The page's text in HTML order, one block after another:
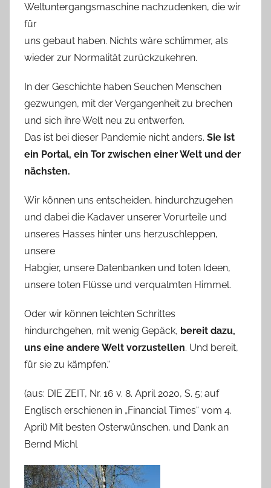
Weltuntergangsmaschine nachzudenken, die wir
für
uns gebaut haben. Nichts wäre schlimmer, als
wieder zur Normalität zurückzukehren.
In der Geschichte haben Seuchen Menschen
gezwungen, mit der Vergangenheit zu brechen
und sich ihre Welt neu zu entwerfen.
Das ist bei dieser Pandemie nicht anders. Sie ist
ein Portal, ein Tor zwischen einer Welt und der
nächsten.
Wir können uns entscheiden, hindurchzugehen
und dabei die Kadaver unserer Vorurteile und
unseres Hasses hinter uns herzuschleppen,
unsere
Habgier, unsere Datenbanken und toten Ideen,
unsere toten Flüsse und verqualmten Himmel.
Oder wir können leichten Schrittes
hindurchgehen, mit wenig Gepäck, bereit dazu,
uns eine andere Welt vorzustellen. Und bereit,
für sie zu kämpfen.“
(aus: DIE ZEIT, Nr. 16 v. 8. April 2020, S. 5; auf
Englisch erschienen in „Financial Times“ vom 4.
April) Mit besten Osterwünschen, und Dank an
Bernd Michl